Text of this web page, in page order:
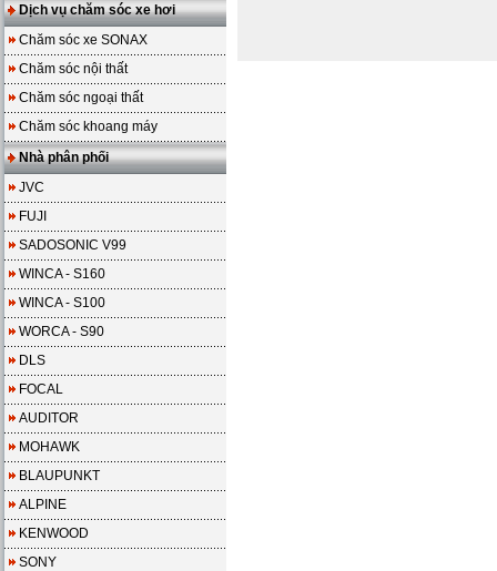
Dịch vụ chăm sóc xe hơi
Chăm sóc xe SONAX
Chăm sóc nội thất
Chăm sóc ngoại thất
Chăm sóc khoang máy
Nhà phân phối
JVC
FUJI
SADOSONIC V99
WINCA - S160
WINCA - S100
WORCA - S90
DLS
FOCAL
AUDITOR
MOHAWK
BLAUPUNKT
ALPINE
KENWOOD
SONY